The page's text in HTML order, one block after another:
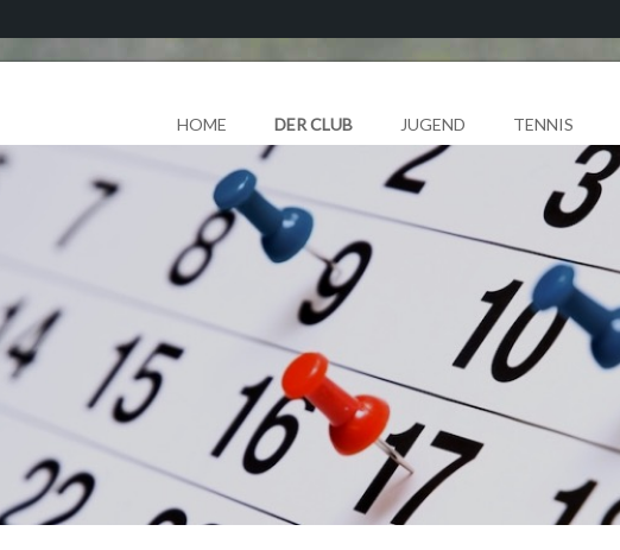
HOME DER CLUB JUGEND TENNIS